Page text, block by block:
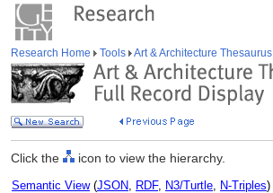
Research Home Tools Art & Architecture Thesaurus
Click the icon to view the hierarchy.
Semantic View(JSON, RDF, N3/Turtle, N-Triples)